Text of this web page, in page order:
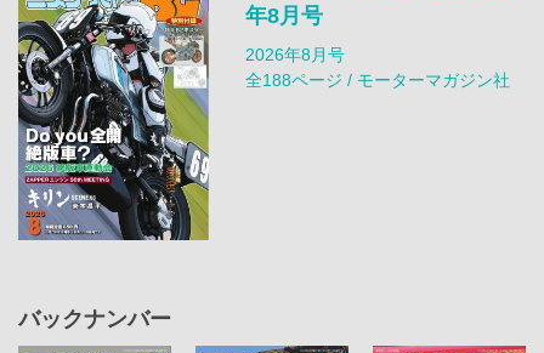
年8月号
2026年8月号
全188ページ / モーターマガジン社
バックナンバー